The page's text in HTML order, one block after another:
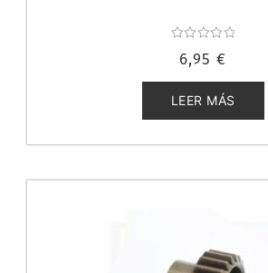
con
de
5
6,95 €
LEER MÁS